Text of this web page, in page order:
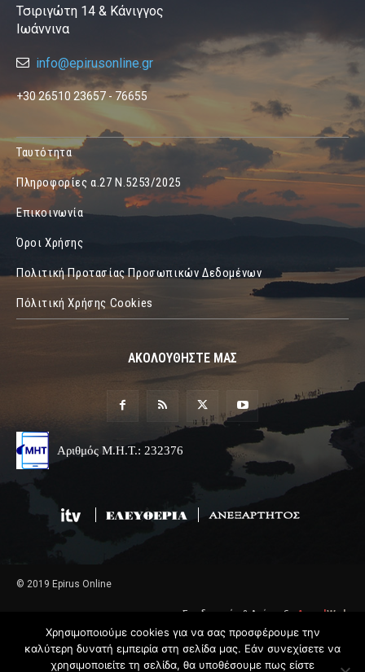
Τσιριγώτη 14 & Κάνιγγος
Ιωάννινα
info@epirusonline.gr
+30 26510 23657 - 76655
Ταυτότητα
Πληροφορίες α.27 Ν.5253/2025
Επικοινωνία
Όροι Χρήσης
Πολιτική Προτασίας Προσωπικών Δεδομένων
Πόλιτική Χρήσης Cookies
ΑΚΟΛΟΥΘΗΣΤΕ ΜΑΣ
Αριθμός Μ.Η.Τ.: 232376
© 2019 Epirus Online
Σχεδιασμός & Ανάπτυξη AngelWeb
Χρησιμοποιούμε cookies για να σας προσφέρουμε την
καλύτερη δυνατή εμπειρία στη σελίδα μας. Εάν συνεχίσετε να
χρησιμοποιείτε τη σελίδα, θα υποθέσουμε πως είστε